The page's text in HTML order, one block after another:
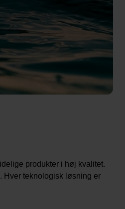
produkter i høj kvalitet.
Hver teknologisk løsning er